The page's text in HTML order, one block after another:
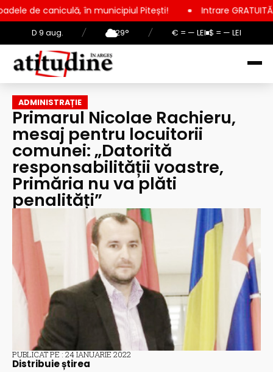
D 9 aug. / 29° / € = — LEI $ = — LEI
în municipiul Pitești! Intrare GRATUITĂ pentru
ADMINISTRAȚIE
Primarul Nicolae Rachieru,
mesaj pentru locuitorii
comunei: „Datorită
responsabilității voastre,
Primăria nu va plăti
penalități”
PUBLICAT PE : 24 IANUARIE 2022
Distribuie știrea